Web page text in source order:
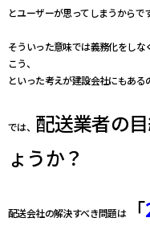
とユーザーが思ってしまうからです
そういった意味では義務化をし
こう、
といった考えが建設会社にもある
では、 配送業者の
ょうか？
配送会社の解決すべき問題は「